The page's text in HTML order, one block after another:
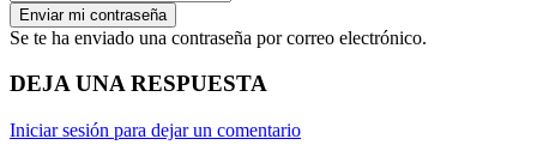
Se te ha enviado una contraseña por correo electrónico.
DEJA UNA RESPUESTA
Iniciar sesión para dejar un comentario